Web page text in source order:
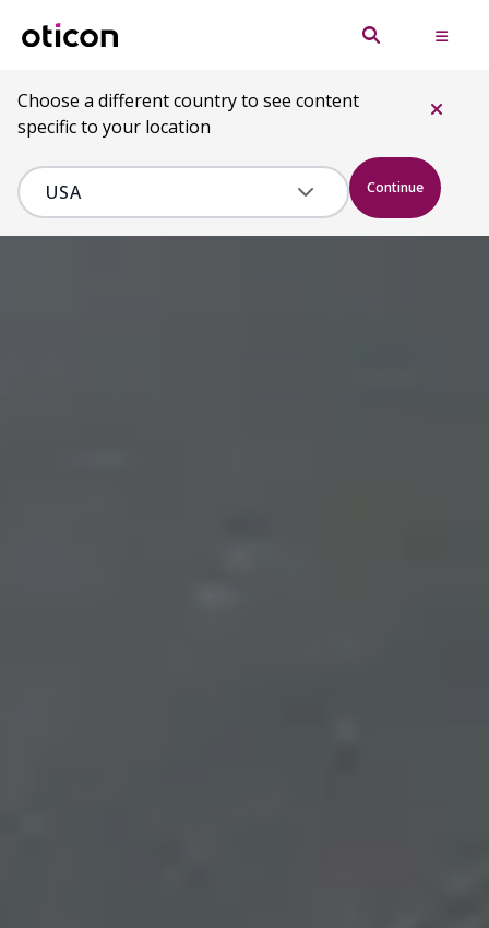
Choose a different country to see content
specific to your location
Continue